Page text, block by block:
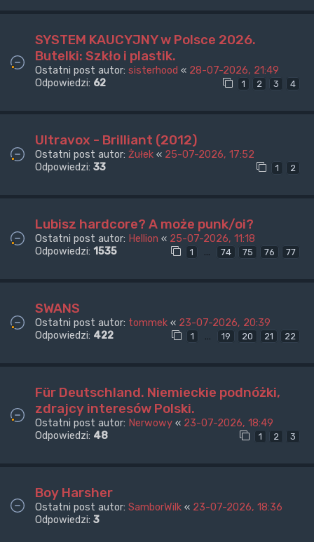
SYSTEM KAUCYJNY w Polsce 2026.
Butelki: Szkło i plastik.
Ostatni post autor: sisterhood « 28-07-2026, 21:49
Odpowiedzi: 62 1 2 3 4
Ultravox - Brilliant (2012)
Ostatni post autor: Żułek « 25-07-2026, 17:52
Odpowiedzi: 33 1 2
Lubisz hardcore? A może punk/oi?
Ostatni post autor: Hellion « 25-07-2026, 11:18
Odpowiedzi: 1535 1 … 74 75 76 77
SWANS
Ostatni post autor: tommek « 23-07-2026, 20:39
Odpowiedzi: 422 1 … 19 20 21 22
Für Deutschland. Niemieckie podnóżki,
zdrajcy interesów Polski.
Ostatni post autor: Nerwowy « 23-07-2026, 18:49
Odpowiedzi: 48 1 2 3
Boy Harsher
Ostatni post autor: SamborWilk « 23-07-2026, 18:36
Odpowiedzi: 3